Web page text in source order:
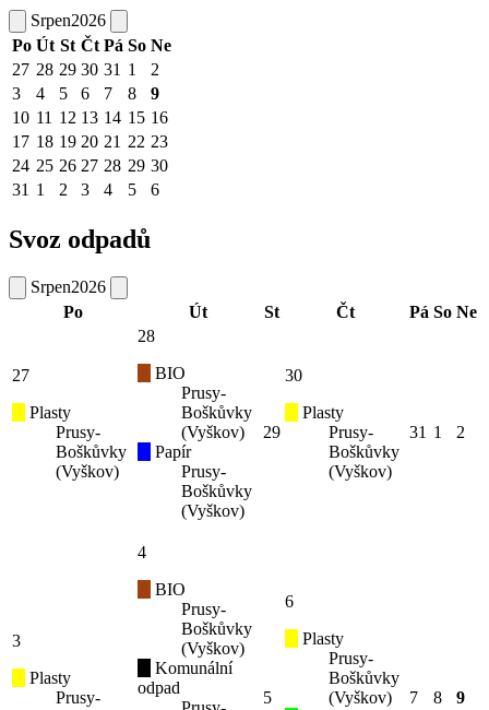
Srpen2026
Po Út St Čt Pá So Ne
27 28 29 30 31 1
2
3
4 5 6 7 8
9
10 11 12 13 14 15 16
17 18 19 20 21 22 23
24 25 26 27 28 29 30
31 1 2 3 4 5 6
Svoz odpadů
Srpen2026
Po
Út St Čt Pá So Ne
27
Plasty
Prusy-
Boškůvky
(Vyškov)
28
BIO
Prusy-
Boškůvky
(Vyškov)
Papír
Prusy-
Boškůvky
(Vyškov)
29
30
Plasty
Prusy-
Boškůvky
(Vyškov)
31 1 2
3
Plasty
Prusy-
4
BIO
Prusy-
Boškůvky
(Vyškov)
Komunální
odpad
5
6
Plasty
Prusy-
Boškůvky
(Vyškov)
7 8 9